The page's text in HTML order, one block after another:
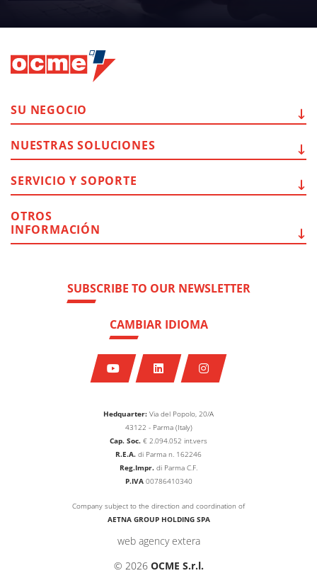
Hedquarter: Via del Popolo, 20/A
43122 - Parma (Italy)
Cap. Soc. € 2.094.052 int.vers
R.E.A. di Parma n. 162246
Reg.Impr. di Parma C.F.
P.IVA00786410340
Company subject to the direction and coordination of
AETNA GROUP HOLDING SPA
web agency extera
© 2026 OCME S.r.l.
SUBSCRIBE TO OUR NEWSLETTER
CAMBIAR IDIOMA
SU NEGOCIO
NUESTRAS SOLUCIONES
SERVICIO Y SOPORTE
OTROS
INFORMACIÓN